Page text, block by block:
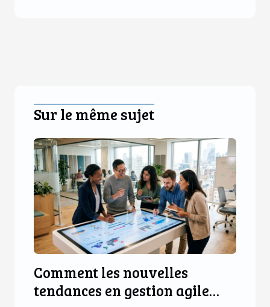
Sur le même sujet
Comment les nouvelles
tendances en gestion agile